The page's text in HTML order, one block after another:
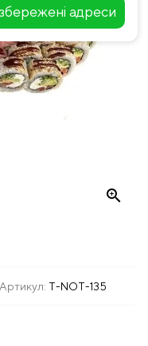
адреси
zoom_in
Артикул: T-NOT-135